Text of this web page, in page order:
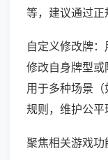
等，建议通过正
自定义修改牌：
修改自身牌型或
用于多种场景
规则，维护公平
聚焦相关游戏功